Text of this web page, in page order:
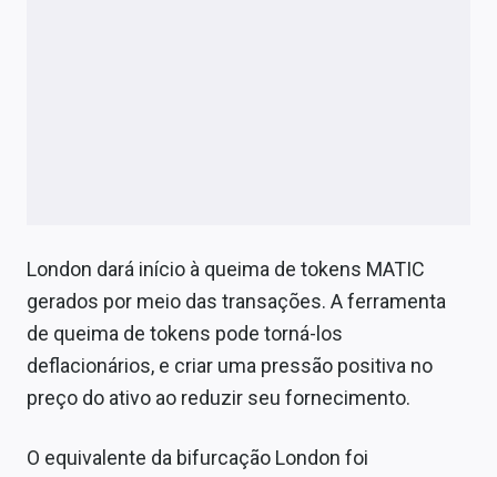
London dará início à queima de tokens MATIC
gerados por meio das transações. A ferramenta
de queima de tokens pode torná-los
deflacionários, e criar uma pressão positiva no
preço do ativo ao reduzir seu fornecimento.
O equivalente da bifurcação London foi